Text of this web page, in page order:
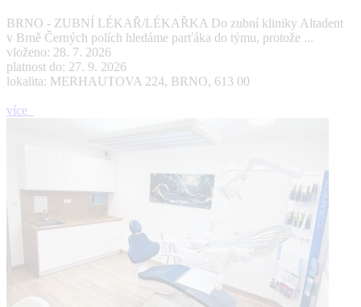
BRNO - ZUBNÍ LÉKAŘ/LÉKAŘKA Do zubní kliniky Altadent
v Brně Černých polích hledáme parťáka do týmu, protože ...
vloženo: 28. 7. 2026
platnost do: 27. 9. 2026
lokalita: MERHAUTOVA 224, BRNO, 613 00
více